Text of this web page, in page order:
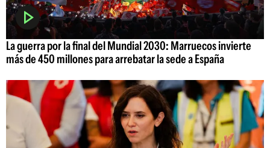
La guerra por la final del Mundial 2030: Marruecos invierte
más de 450 millones para arrebatar la sede a España